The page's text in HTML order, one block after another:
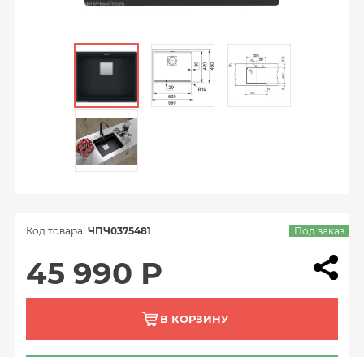
Код товара: ЧПЧ0375481 Под заказ
45 990 Р
В КОРЗИНУ